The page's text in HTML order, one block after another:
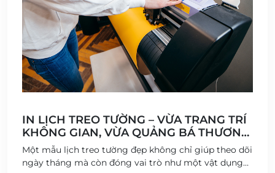
IN LỊCH TREO TƯỜNG – VỪA TRANG TRÍ
KHÔNG GIAN, VỪA QUẢNG BÁ THƯƠNG
HIỆU
Một mẫu lịch treo tường đẹp không chỉ giúp theo dõi
ngày tháng mà còn đóng vai trò như một vật dụng